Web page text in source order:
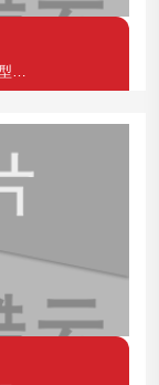
有机玻璃吸塑字的特点：吸塑字是采用大型吸塑机等设备